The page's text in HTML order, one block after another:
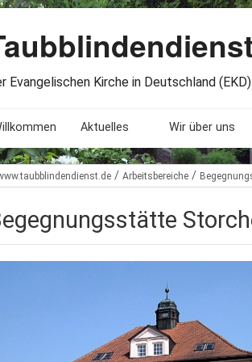
Evangelischen Kirche in Deutschland (EKD)
Aktuelles
Seminare. Termine
Stellenangebote
Wir über uns
Leitlinien
Geschichte
Lageplan
/ Arbeitsbereiche /